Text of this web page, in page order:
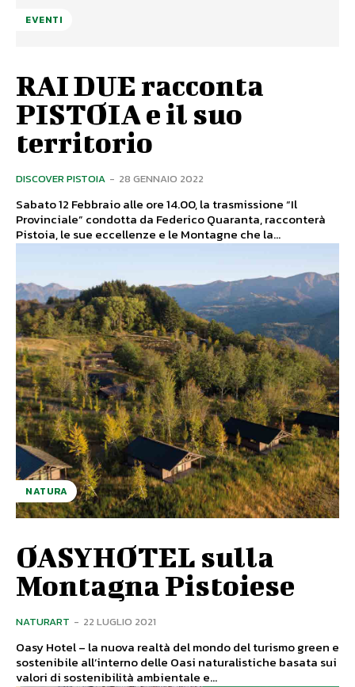
EVENTI
RAI DUE racconta
PISTOIA e il suo
territorio
DISCOVER PISTOIA - 28 GENNAIO 2022
Sabato 12 Febbraio alle ore 14.00, la trasmissione “Il
Provinciale” condotta da Federico Quaranta, racconterà
Pistoia, le sue eccellenze e le Montagne che la...
NATURA
OASYHOTEL sulla
Montagna Pistoiese
NATURART - 22 LUGLIO 2021
Oasy Hotel – la nuova realtà del mondo del turismo green e
sostenibile all’interno delle Oasi naturalistiche basata sui
valori di sostenibilità ambientale e...